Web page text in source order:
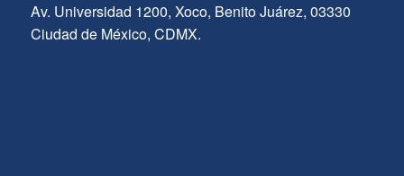
Av. Universidad 1200, Xoco, Benito Juárez, 03330
Ciudad de México, CDMX.